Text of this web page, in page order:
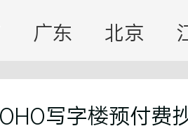
广东 北京